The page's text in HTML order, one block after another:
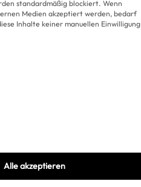
standardmäßig blockiert. Wenn
Medien akzeptiert werden, bedarf
Inhalte keiner manuellen Einwilligung
Alle akzeptieren